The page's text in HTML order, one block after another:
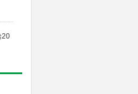
20